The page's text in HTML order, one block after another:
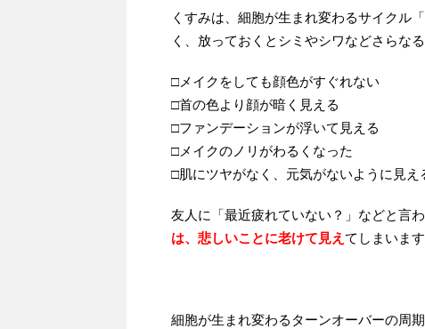
くすみは、細胞が生まれ変わるサイクル
く、放っておくとシミやシワなどさらな
□メイクをしても顔色がすぐれない
□首の色より顔が暗く見える
□ファンデーションが浮いて見える
□メイクのノリがわるくなった
□肌にツヤがなく、元気がないように見え
友人に「最近疲れていない？」などと言
は、悲しいことに老けて見え てしまいます
細胞が生まれ変わるターンオーバーの周